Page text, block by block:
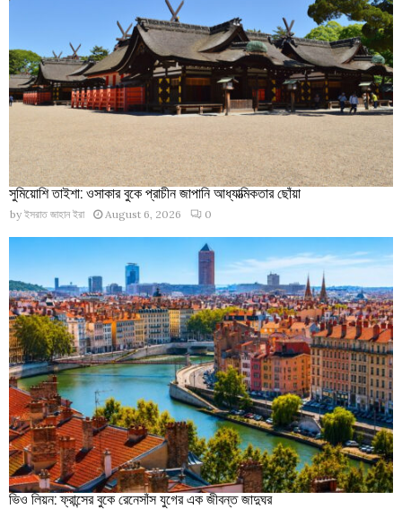
সুমিয়োশি তাইশা: ওসাকার বুকে প্রাচীন জাপানি আধ্যাত্মিকতার ছোঁয়া
by ইসরাত জাহান ইরা August 6, 2026 0
ভিও লিয়ন: ফ্রান্সের বুকে রেনেসাঁস যুগের এক জীবন্ত জাদুঘর